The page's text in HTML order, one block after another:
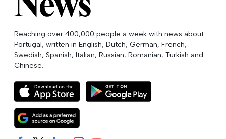
Reaching over 400,000 people a week with news about
Portugal, written in English, Dutch, German, French,
Swedish, Spanish, Italian, Russian, Romanian, Turkish and
Chinese.